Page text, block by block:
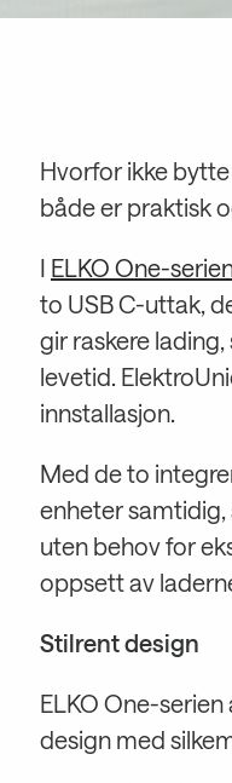
Hvorfor ikke
både er praktisk
I ELKO One-
to USB C-uttak,
gir raskere
levetid.
innstallasjon.
Med de to
enheter
uten behov for
oppsett av
Stilrent design
ELKO One-
design med